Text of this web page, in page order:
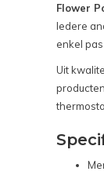
Flower
Iedere
enkel
Uit